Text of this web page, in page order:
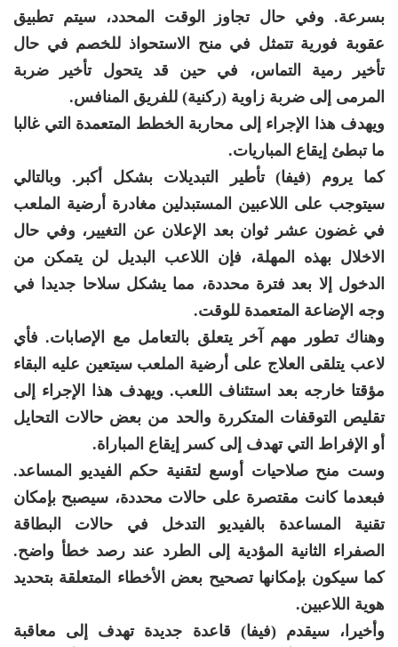
بسرعة. وفي حال تجاوز الوقت المحدد، سيتم تطبيق
عقوبة فورية تتمثل في منح الاستحواذ للخصم في حال
تأخير رمية التماس، في حين قد يتحول تأخير ضربة
المرمى إلى ضربة زاوية (ركنية) للفريق المنافس.
ويهدف هذا الإجراء إلى محاربة الخطط المتعمدة التي غالبا
ما تبطئ إيقاع المباريات.
كما يروم (فيفا) تأطير التبديلات بشكل أكبر. وبالتالي
سيتوجب على اللاعبين المستبدلين مغادرة أرضية الملعب
في غضون عشر ثوان بعد الإعلان عن التغيير، وفي حال
الاخلال بهذه المهلة، فإن اللاعب البديل لن يتمكن من
الدخول إلا بعد فترة محددة، مما يشكل سلاحا جديدا في
وجه الإضاعة المتعمدة للوقت.
وهناك تطور مهم آخر يتعلق بالتعامل مع الإصابات. فأي
لاعب يتلقى العلاج على أرضية الملعب سيتعين عليه البقاء
مؤقتا خارجه بعد استئناف اللعب. ويهدف هذا الإجراء إلى
تقليص التوقفات المتكررة والحد من بعض حالات التحايل
أو الإفراط التي تهدف إلى كسر إيقاع المباراة.
وست منح صلاحيات أوسع لتقنية حكم الفيديو المساعد.
فبعدما كانت مقتصرة على حالات محددة، سيصبح بإمكان
تقنية المساعدة بالفيديو التدخل في حالات البطاقة
الصفراء الثانية المؤدية إلى الطرد عند رصد خطأ واضح.
كما سيكون بإمكانها تصحيح بعض الأخطاء المتعلقة بتحديد
هوية اللاعبين.
وأخيرا، سيقدم (فيفا) قاعدة جديدة تهدف إلى معاقبة